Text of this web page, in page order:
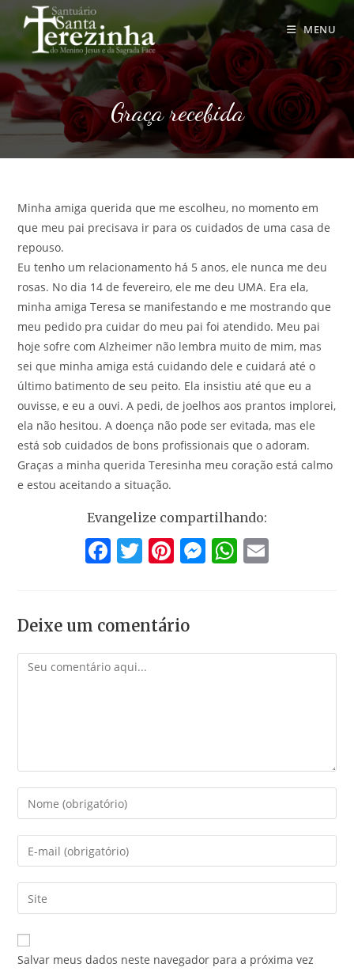
para
conteúdo
MENU
Graça recebida
Minha amiga querida que me escolheu, no momento em
que meu pai precisava ir para os cuidados de uma casa de
repouso.
Eu tenho um relacionamento há 5 anos, ele nunca me deu
rosas. No dia 14 de fevereiro, ele me deu UMA. Era ela,
minha amiga Teresa se manifestando e me mostrando que
meu pedido pra cuidar do meu pai foi atendido. Meu pai
hoje sofre com Alzheimer não lembra muito de mim, mas
sei que minha amiga está cuidando dele e cuidará até o
último batimento de seu peito. Ela insistiu até que eu a
ouvisse, e eu a ouvi. A pedi, de joelhos aos prantos implorei,
ela não hesitou. A doença não pode ser evitada, mas ele
está sob cuidados de bons profissionais que o adoram.
Graças a minha querida Teresinha meu coração está calmo
e estou aceitando a situação.
Evangelize compartilhando:
F
e
b
o
T
er
Pi
e
st
M
n
W
A
Deixe um comentário
Comentário
Digite
seu
nome
ou
de
usuário
para
comentar
Digite
seu
endereço
de
mail
para
Digite
o
URL
do
Salvar meus dados neste navegador para a próxima vez